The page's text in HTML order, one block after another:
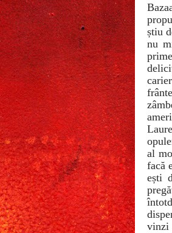
știu
nu
al
facă
ești
vinzi